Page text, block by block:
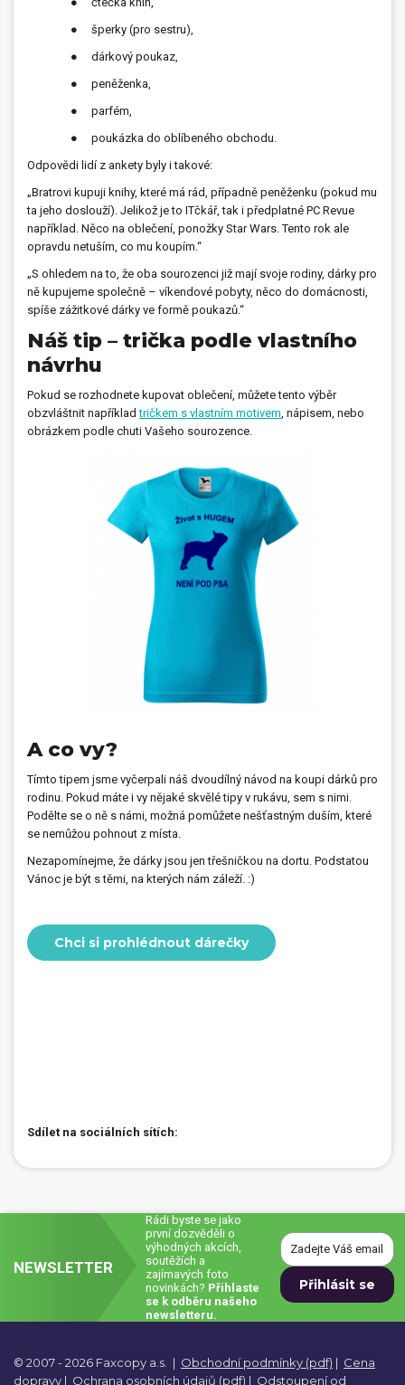
● šperky (pro sestru),
● dárkový poukaz,
● peněženka,
● parfém,
● poukázka do oblíbeného obchodu.
Odpovědi lidí z ankety byly i takové:
„Bratrovi kupuji knihy, které má rád, případně peněženku (pokud mu
ta jeho doslouží). Jelikož je to ITčkář, tak i předplatné PC Revue
například. Něco na oblečení, ponožky Star Wars. Tento rok ale
opravdu netuším, co mu koupím.“
„S ohledem na to, že oba sourozenci již mají svoje rodiny, dárky pro
ně kupujeme společně – víkendové pobyty, něco do domácnosti,
spíše zážitkové dárky ve formě poukazů.“
Náš tip – trička podle vlastního
návrhu
Pokud se rozhodnete kupovat oblečení, můžete tento výběr
obzvláštnit napříkladtričkem s vlastním motivem , nápisem, nebo
obrázkem podle chuti Vašeho sourozence.
A co vy?
Tímto tipem jsme vyčerpali náš dvoudílný návod na koupi dárků pro
rodinu. Pokud máte i vy nějaké skvělé tipy v rukávu, sem s nimi.
Podělte se o ně s námi, možná pomůžete nešťastným duším, které
se nemůžou pohnout z místa.
Nezapomínejme, že dárky jsou jen třešničkou na dortu. Podstatou
Vánoc je být s těmi, na kterých nám záleží. :)
Chci si prohlédnout dárečky
Sdílet na sociálních sítích:
NEWSLETTER
Rádi byste se jako
první dozvěděli o
výhodných akcích,
soutěžích a
zajímavých foto
novinkách? Přihlaste
se k odběru našeho
newsletteru.
© 2007 - 2026 Faxcopy a.s. | Obchodní podmínky (pdf) | Cena
dopravy | Ochrana osobních údajů (pdf) | Odstoupení od